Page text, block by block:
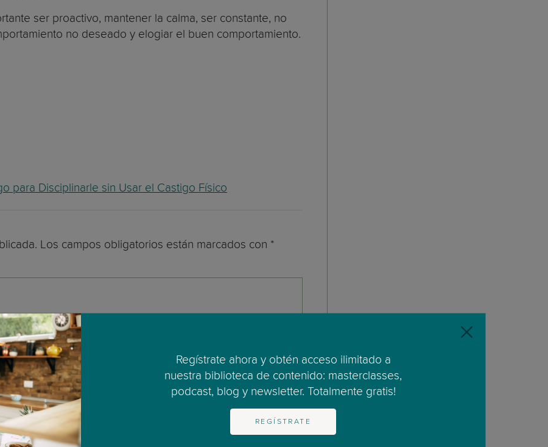
ser proactivo, mantener la calma, ser constante, no
no deseado y elogiar el buen comportamiento.
para Disciplinarle sin Usar el Castigo Físico
Los campos obligatorios están marcados con *
Regístrate ahora y obtén acceso ilimitado a
nuestra biblioteca de contenido: masterclasses,
podcast, blog y newsletter. Totalmente gratis!
REGÍSTRATE